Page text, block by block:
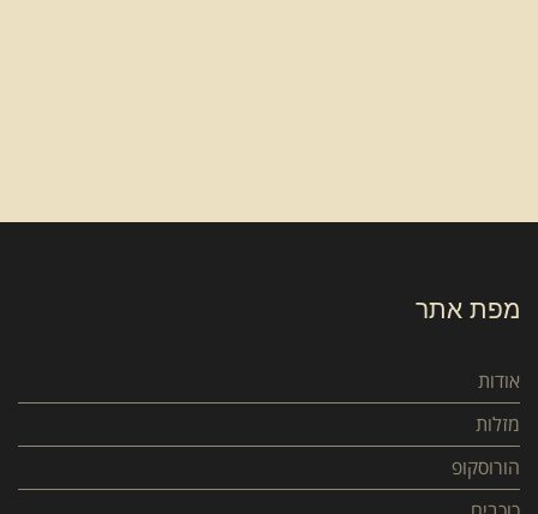
מפת אתר
אודות
מזלות
הורוסקופ